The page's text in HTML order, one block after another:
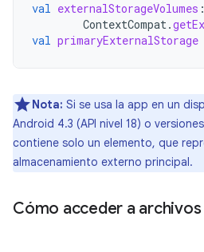
val externalStorageVolumes :
ContextCompat.
val primaryExternalStorage
Nota: Si se usa la app en un
Android 4.3 (API nivel 18) o
contiene solo un elemento, que
almacenamiento externo principal.
Cómo acceder a